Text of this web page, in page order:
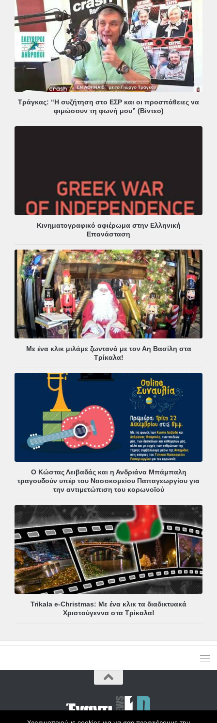
Τράγκας: “Η συζήτηση στο ΕΣΡ και οι προσπάθειες να
φιμώσουν τη φωνή μου” (Βίντεο)
Κινηματογραφικό αφιέρωμα στην Ελληνική
Επανάσταση
Με ένα κλικ μιλάμε ζωντανά με τον Αη Βασίλη στα
Τρίκαλα!
Ο Κώστας Λειβαδάς και η Ανδριάνα Μπάμπαλη
τραγουδούν υπέρ του Νοσοκομείου Παπαγεωργίου για
την αντιμετώπιση του κορωνοϊού
Trikala e-Christmas: Με ένα κλικ τα διαδικτυακά
Χριστούγεννα στα Τρίκαλα!